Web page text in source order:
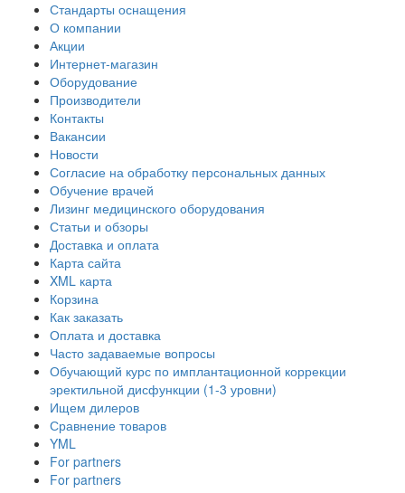
Стандарты оснащения
О компании
Акции
Интернет-магазин
Оборудование
Производители
Контакты
Вакансии
Новости
Согласие на обработку персональных данных
Обучение врачей
Лизинг медицинского оборудования
Статьи и обзоры
Доставка и оплата
Карта сайта
XML карта
Корзина
Как заказать
Оплата и доставка
Часто задаваемые вопросы
Обучающий курс по имплантационной коррекции
эректильной дисфункции (1-3 уровни)
Ищем дилеров
Сравнение товаров
YML
For partners
For partners